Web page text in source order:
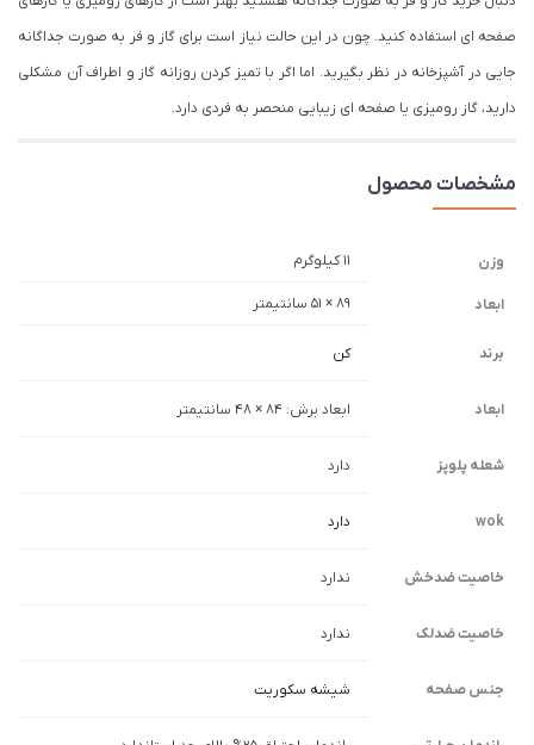
صفحه ای استفاده کنید. چون در این حالت نیاز است برای گاز و فر به صورت جداگانه
جایی در آشپزخانه در نظر بگیرید. اما اگر با تمیز کردن روزانه گاز و اطراف آن مشکلی
دارید، گاز رومیزی یا صفحه ای زیبایی منحصر به فردی دارد.
مشخصات محصول
وزن 11 کیلوگرم
ابعاد 89 × 51 سانتیمتر
برند کن
ابعاد ابعاد برش: 84 × 48 سانتیمتر
شعله پلوپز دارد
wok دارد
خاصیت ضدخش ندارد
خاصیت ضدلک ندارد
جنس صفحه شیشه سکوریت